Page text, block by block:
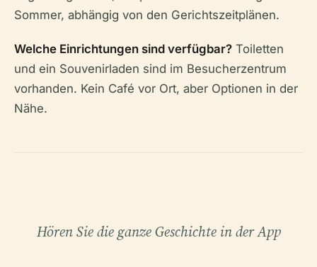
Sommer, abhängig von den Gerichtszeitplänen.
Welche Einrichtungen sind verfügbar? Toiletten
und ein Souvenirladen sind im Besucherzentrum
vorhanden. Kein Café vor Ort, aber Optionen in der
Nähe.
Hören Sie die ganze Geschichte in der App